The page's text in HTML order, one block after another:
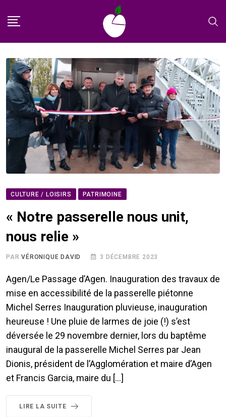
CULTURE / LOISIRS PATRIMOINE
« Notre passerelle nous unit,
nous relie »
PARVÉRONIQUE DAVID 3 DÉCEMBRE 2023
Agen/Le Passage d’Agen. Inauguration des travaux de
mise en accessibilité de la passerelle piétonne
Michel Serres Inauguration pluvieuse, inauguration
heureuse ! Une pluie de larmes de joie (!) s’est
déversée le 29 novembre dernier, lors du baptême
inaugural de la passerelle Michel Serres par Jean
Dionis, président de l’Agglomération et maire d’Agen
et Francis Garcia, maire du […]
LIRE LA SUITE